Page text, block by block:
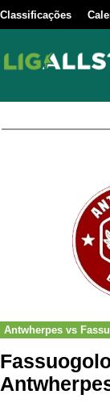
Classificações
Antwherpes vs